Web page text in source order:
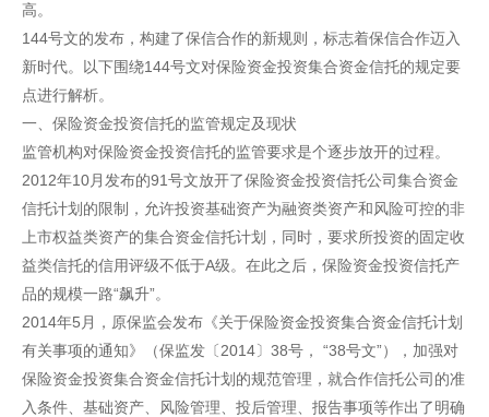
高。
144号文的发布，构建了保信合作的新规则，标志着保信合作迈入
新时代。以下围绕144号文对保险资金投资集合资金信托的规定要
点进行解析。
一、保险资金投资信托的监管规定及现状
监管机构对保险资金投资信托的监管要求是个逐步放开的过程。
2012年10月发布的91号文放开了保险资金投资信托公司集合资金
信托计划的限制，允许投资基础资产为融资类资产和风险可控的非
上市权益类资产的集合资金信托计划，同时，要求所投资的固定收
益类信托的信用评级不低于A级。在此之后，保险资金投资信托产
品的规模一路“飙升”。
2014年5月，原保监会发布《关于保险资金投资集合资金信托计划
有关事项的通知》（保监发〔2014〕38号， “38号文”），加强对
保险资金投资集合资金信托计划的规范管理，就合作信托公司的准
入条件、基础资产、风险管理、投后管理、报告事项等作出了明确